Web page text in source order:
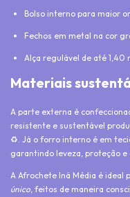
Bolso interno para maior
Fechos em metal na cor
Alça regulável de até
Materiais
A parte externa é
resistente e sustentável
♻️. Já o forro interno é em
garantindo leveza, proteção e
A Afrochete Iná Média é ideal
único, feitos de maneira